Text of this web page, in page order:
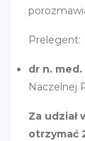
Prelegent:
dr n.
Naczelnej
Za udział
otrzymać